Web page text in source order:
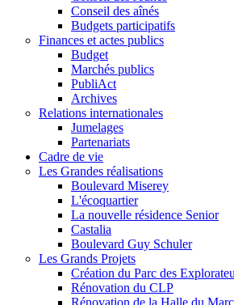
Conseil des aînés
Budgets participatifs
Finances et actes publics
Budget
Marchés publics
PubliAct
Archives
Relations internationales
Jumelages
Partenariats
Cadre de vie
Les Grandes réalisations
Boulevard Miserey
L'écoquartier
La nouvelle résidence Senior
Castalia
Boulevard Guy Schuler
Les Grands Projets
Création du Parc des
Rénovation du CLP